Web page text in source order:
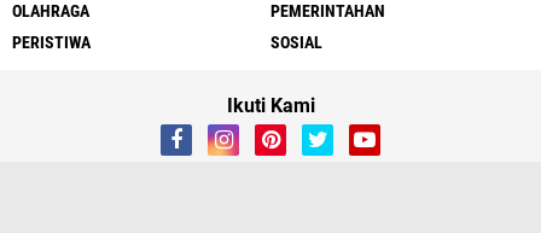
OLAHRAGA
PEMERINTAHAN
PERISTIWA
SOSIAL
Ikuti Kami